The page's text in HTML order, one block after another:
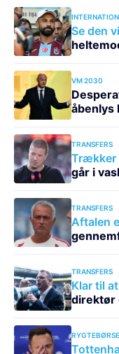
Se den
VM 2030
åbenlys
TRANSFERS
Trækker
går i
TRANSFERS
Aftalen
TRANSFERS
Klar til
direktør